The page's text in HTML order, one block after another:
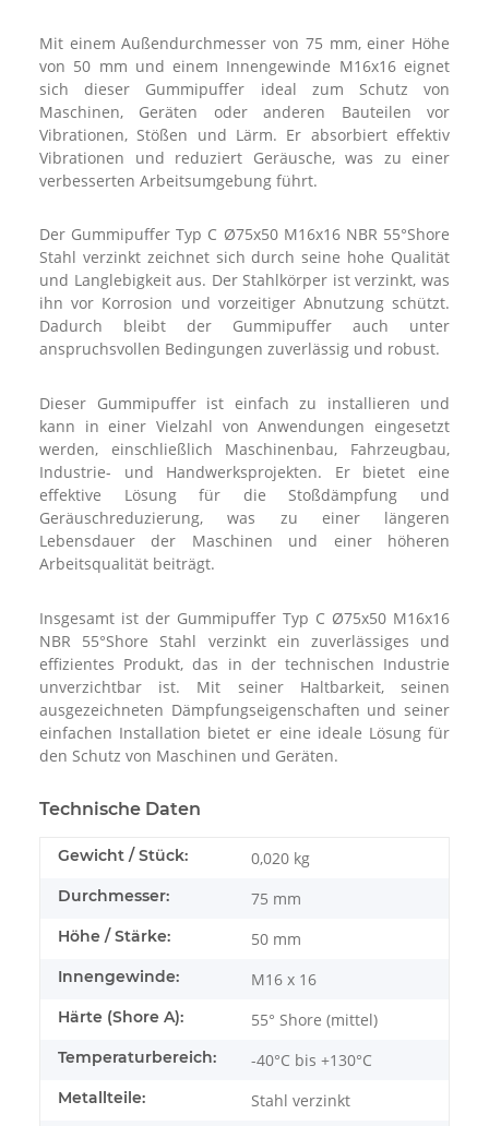
Mit einem Außendurchmesser von 75 mm, einer Höhe
von 50 mm und einem Innengewinde M16x16 eignet
sich dieser Gummipuffer ideal zum Schutz von
Maschinen, Geräten oder anderen Bauteilen vor
Vibrationen, Stößen und Lärm. Er absorbiert effektiv
Vibrationen und reduziert Geräusche, was zu einer
verbesserten Arbeitsumgebung führt.
Der Gummipuffer Typ C Ø75x50 M16x16 NBR 55°Shore
Stahl verzinkt zeichnet sich durch seine hohe Qualität
und Langlebigkeit aus. Der Stahlkörper ist verzinkt, was
ihn vor Korrosion und vorzeitiger Abnutzung schützt.
Dadurch bleibt der Gummipuffer auch unter
anspruchsvollen Bedingungen zuverlässig und robust.
Dieser Gummipuffer ist einfach zu installieren und
kann in einer Vielzahl von Anwendungen eingesetzt
werden, einschließlich Maschinenbau, Fahrzeugbau,
Industrie- und Handwerksprojekten. Er bietet eine
effektive Lösung für die Stoßdämpfung und
Geräuschreduzierung, was zu einer längeren
Lebensdauer der Maschinen und einer höheren
Arbeitsqualität beiträgt.
Insgesamt ist der Gummipuffer Typ C Ø75x50 M16x16
NBR 55°Shore Stahl verzinkt ein zuverlässiges und
effizientes Produkt, das in der technischen Industrie
unverzichtbar ist. Mit seiner Haltbarkeit, seinen
ausgezeichneten Dämpfungseigenschaften und seiner
einfachen Installation bietet er eine ideale Lösung für
den Schutz von Maschinen und Geräten.
Technische Daten
Gewicht / Stück: 0,020 kg
Durchmesser: 75 mm
Höhe / Stärke: 50 mm
Innengewinde: M16 x 16
Härte (Shore A): 55° Shore (mittel)
Temperaturbereich: -40°C bis +130°C
Metallteile: Stahl verzinkt